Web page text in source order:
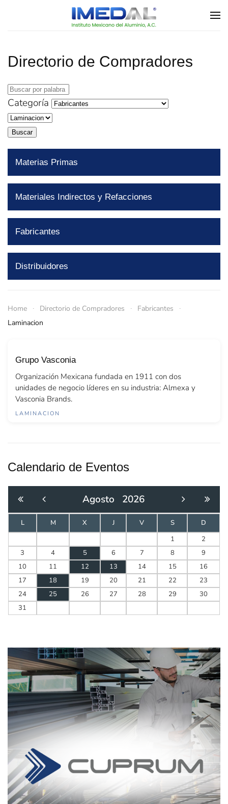
Skip to main content
Directorio de Compradores
Categoría
Buscar
Materias Primas
Materiales Indirectos y Refacciones
Fabricantes
Distribuidores
Home Directorio de Compradores
Fabricantes
Laminacion
Grupo Vasconia
Organización Mexicana fundada en 1911 con dos
unidades de negocio líderes en su industria: Almexa y
Vasconia Brands.
LAMINACION
Calendario de Eventos
Agosto 2026
L M X J V S
D
1
2
3
4 5 6 7 8
9
10
11 12 13 14 15
16
17
18 19 20 21 22
23
24
25 26 27 28 29
30
31